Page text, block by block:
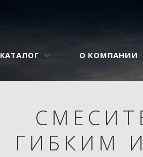
КАТАЛОГ О КОМПАНИИ
ГИБКИМ